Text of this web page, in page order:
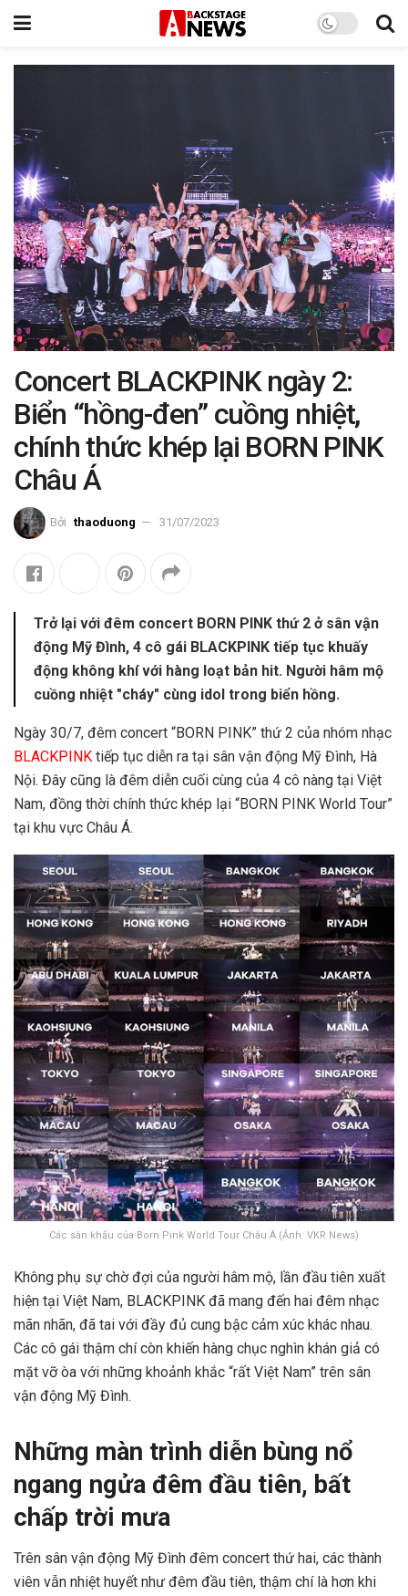
Concert BLACKPINK ngày 2:
Biển “hồng-đen” cuồng nhiệt,
chính thức khép lại BORN PINK
Châu Á
Bởi thaoduong 31/07/2023
Trở lại với đêm concert BORN PINK thứ 2 ở sân vận
động Mỹ Đình, 4 cô gái BLACKPINK tiếp tục khuấy
động không khí với hàng loạt bản hit. Người hâm mộ
cuồng nhiệt "cháy" cùng idol trong biển hồng.
Ngày 30/7, đêm concert “BORN PINK” thứ 2 của nhóm nhạc
BLACKPINK tiếp tục diễn ra tại sân vận động Mỹ Đình, Hà
Nội. Đây cũng là đêm diễn cuối cùng của 4 cô nàng tại Việt
Nam, đồng thời chính thức khép lại “BORN PINK World Tour”
tại khu vực Châu Á.
Các sân khấu của Born Pink World Tour Châu Á (Ảnh: VKR News)
Không phụ sự chờ đợi của người hâm mộ, lần đầu tiên xuất
hiện tại Việt Nam, BLACKPINK đã mang đến hai đêm nhạc
mãn nhãn, đã tai với đầy đủ cung bậc cảm xúc khác nhau.
Các cô gái thậm chí còn khiến hàng chục nghìn khán giả có
mặt vỡ òa với những khoảnh khắc “rất Việt Nam” trên sân
vận động Mỹ Đình.
Những màn trình diễn bùng nổ
ngang ngửa đêm đầu tiên, bất
chấp trời mưa
Trên sân vận động Mỹ Đình đêm concert thứ hai, các thành
viên vẫn nhiệt huyết như đêm đầu tiên, thậm chí là hơn khi